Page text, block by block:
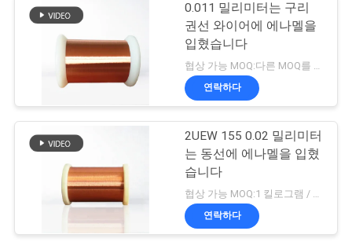
0.011 밀리미터는 구리
권선 와이어에 에나멜을
입혔습니다
연락하다
2UEW 155 0.02 밀리미터
는 동선에 에나멜을 입혔
습니다
연락하다